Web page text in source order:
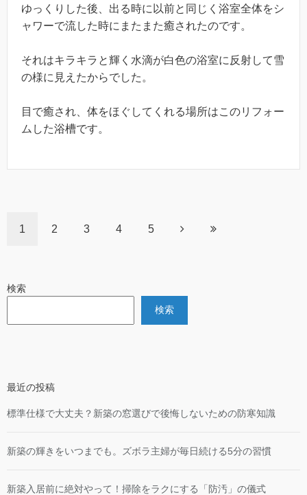
ゆっくりした後、出る時に以前と同じく浴室全体をシ
ャワーで流した時にまたまた癒されたのです。
それはキラキラと輝く水滴が白色の浴室に反射して雪
の様に見えたからでした。
目で癒され、体をほぐしてくれる場所はこのリフォー
ムした浴槽です。
1 2 3 4 5
検索
検索
最近の投稿
標準仕様で大丈夫？新築の窓選びで後悔しないための防寒知識
新築の輝きをいつまでも。ズボラ主婦が毎日続ける5分の習慣
新築入居前に絶対やって！掃除をラクにする「防汚」の儀式